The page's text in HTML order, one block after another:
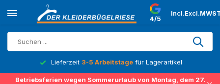
4/5
Incl.Excl.
Lieferzeit 3-5 Arbeitstage für Lagerartikel
Betriebsferien wegen Sommerurlaub von Montag, dem 27.